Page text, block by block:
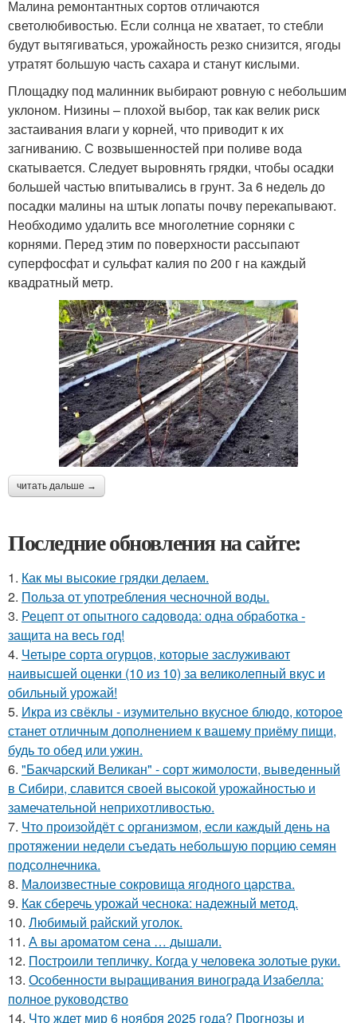
Малина ремонтантных сортов отличаются
светолюбивостью. Если солнца не хватает, то стебли
будут вытягиваться, урожайность резко снизится, ягоды
утратят большую часть сахара и станут кислыми.
Площадку под малинник выбирают ровную с небольшим
уклоном. Низины – плохой выбор, так как велик риск
застаивания влаги у корней, что приводит к их
загниванию. С возвышенностей при поливе вода
скатывается. Следует выровнять грядки, чтобы осадки
большей частью впитывались в грунт. За 6 недель до
посадки малины на штык лопаты почву перекапывают.
Необходимо удалить все многолетние сорняки с
корнями. Перед этим по поверхности рассыпают
суперфосфат и сульфат калия по 200 г на каждый
квадратный метр.
читать дальше →
Последние обновления на сайте:
1. Как мы высокие грядки делаем.
2. Польза от употребления чесночной воды.
3. Рецепт от опытного садовода: одна обработка -
защита на весь год!
4. Четыре сорта огурцов, которые заслуживают
наивысшей оценки (10 из 10) за великолепный вкус и
обильный урожай!
5. Икра из свёклы - изумительно вкусное блюдо, которое
станет отличным дополнением к вашему приёму пищи,
будь то обед или ужин.
6. "Бакчарский Великан" - сорт жимолости, выведенный
в Сибири, славится своей высокой урожайностью и
замечательной неприхотливостью.
7. Что произойдёт с организмом, если каждый день на
протяжении недели съедать небольшую порцию семян
подсолнечника.
8. Малоизвестные сокровища ягодного царства.
9. Как сберечь урожай чеснока: надежный метод.
10. Любимый райский уголок.
11. А вы ароматом сена … дышали.
12. Построили тепличку. Когда у человека золотые руки.
13. Особенности выращивания винограда Изабелла:
полное руководство
14. Что ждет мир 6 ноября 2025 года? Прогнозы и